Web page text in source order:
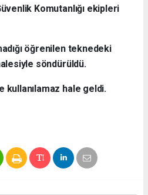
Komutanlığı ekipleri
öğrenilen teknedeki
söndürüldü.
kullanılamaz hale geldi.